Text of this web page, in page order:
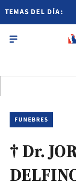
TEMAS DEL DÍA:
FUNEBRES
† Dr.